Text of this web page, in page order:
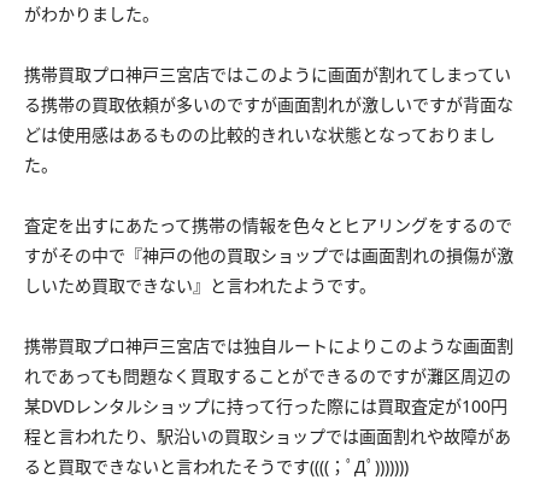
がわかりました。
携帯買取プロ神戸三宮店ではこのように画面が割れてしまってい
る携帯の買取依頼が多いのですが画面割れが激しいですが背面な
どは使用感はあるものの比較的きれいな状態となっておりまし
た。
査定を出すにあたって携帯の情報を色々とヒアリングをするので
すがその中で『神戸の他の買取ショップでは画面割れの損傷が激
しいため買取できない』と言われたようです。
携帯買取プロ神戸三宮店では独自ルートによりこのような画面割
れであっても問題なく買取することができるのですが灘区周辺の
某DVDレンタルショップに持って行った際には買取査定が100円
程と言われたり、駅沿いの買取ショップでは画面割れや故障があ
ると買取できないと言われたそうです((((；ﾟДﾟ)))))))